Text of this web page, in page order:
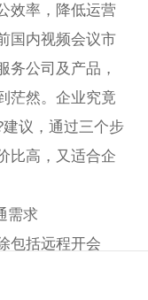
率，降低运营
国内视频会议市
务公司及产品，
茫然。企业究竟
议，通过三个步
比高，又适合企
需求
括远程开会
目讨论、产品演